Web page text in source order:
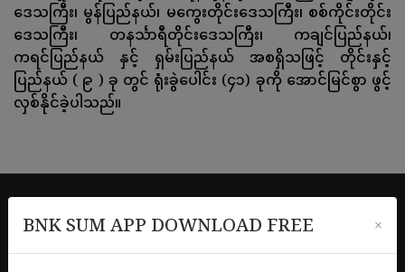
ဒေသကြီး၊ မွန်ပြည်နယ်၊ မကွေးတိုင်းဒေသကြီး၊ စစ်ကိုင်းတိုင်း
ဒေသကြီး၊ တနင်္သာရီတိုင်းဒေသကြီး၊ ကချင်ပြည်နယ်၊
ကရင်ပြည်နယ် နှင့် ရှမ်းပြည်နယ် အစရှိသဖြင့် တိုင်းနှင့်
ပြည်နယ် ( ၉ ) ခု တွင် ရုံးခွဲပေါင်း (၄၁) ခုကို အောင်မြင်စွာ ဖွင့်
လှစ်နိုင်ခဲ့ပါသည်။
Our Mission
BNK SUM APP DOWNLOAD FREE ×